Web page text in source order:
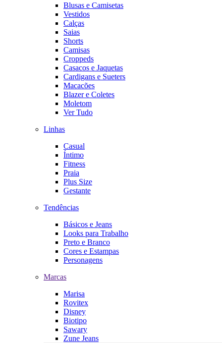
Blusas e Camisetas
Vestidos
Calças
Saias
Shorts
Camisas
Croppeds
Casacos e Jaquetas
Cardigans e Sueters
Macacões
Blazer e Coletes
Moletom
Ver Tudo
Linhas
Casual
Íntimo
Fitness
Praia
Plus Size
Gestante
Tendências
Básicos e Jeans
Looks para Trabalho
Preto e Branco
Cores e Estampas
Personagens
Marcas
Marisa
Rovitex
Disney
Biotipo
Sawary
Zune Jeans